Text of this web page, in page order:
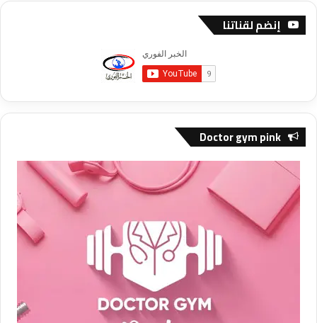
إنضم لقناتنا
Doctor gym pink